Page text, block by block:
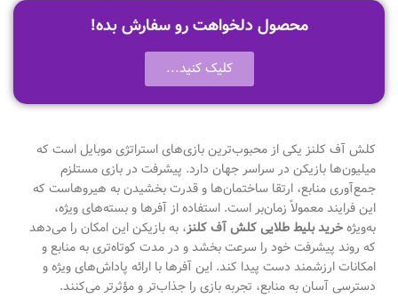
محصول دلخواهت رو سفارش بده!
کلیک کنید...
کلش آف کلنز یکی از محبوب‌ترین بازی‌های استراتژی موبایل است که
میلیون‌ها بازیکن در سراسر جهان دارد. پیشرفت در بازی مستلزم
جمع‌آوری منابع، ارتقا ساختمان‌ها و قدرت‌ بخشیدن به هیروهاست که
این فرایند معمولاً زمان‌بر است. استفاده از آفرها و بسته‌های ویژه،
به‌ویژهخرید بلیط طلایی کلش آف کلنز، به بازیکن این امکان را می‌دهد
که روند پیشرفت خود را سرعت بخشد و در مدت کوتاه‌تری به منابع و
امکانات ارزشمند دست پیدا کند. این آفرها با ارائه پاداش‌های ویژه و
دسترسی آسان به منابع، تجربه بازی را جذاب‌تر و مؤثرتر می‌کنند.